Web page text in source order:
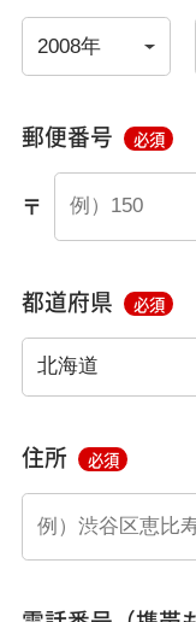
郵便番号 必須
〒
都道府県 必須
住所 必須